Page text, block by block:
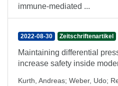
immune-mediated ...
2022-08-30 Zeitschriftenartikel
Maintaining differential
increase safety inside
Kurth, Andreas; Weber, Udo;